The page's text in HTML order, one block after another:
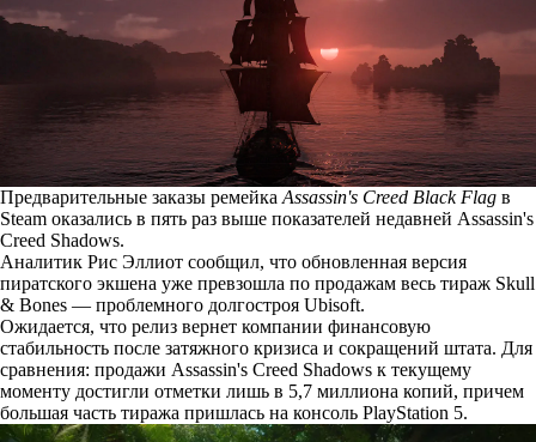
Предварительные заказы ремейка Assassin's Creed Black Flag в
Steam оказались в пять раз выше показателей недавней Assassin's
Creed Shadows.
Аналитик Рис Эллиот сообщил, что обновленная версия
пиратского экшена уже превзошла по продажам весь тираж Skull
& Bones — проблемного долгостроя Ubisoft.
Ожидается, что релиз вернет компании финансовую
стабильность после затяжного кризиса и сокращений штата. Для
сравнения: продажи Assassin's Creed Shadows к текущему
моменту достигли отметки лишь в 5,7 миллиона копий, причем
большая часть тиража пришлась на консоль PlayStation 5.